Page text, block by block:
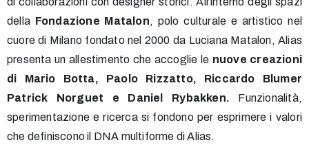
della Fondazione Matalon, polo culturale e artistico nel
cuore di Milano fondato nel 2000 da Luciana Matalon, Alias
presenta un allestimento che accoglie le nuove creazioni
di Mario Botta, Paolo Rizzatto, Riccardo Blumer
Patrick Norguet e Daniel Rybakken. Funzionalità,
sperimentazione e ricerca si fondono per esprimere i valori
che definiscono il DNA multiforme di Alias.